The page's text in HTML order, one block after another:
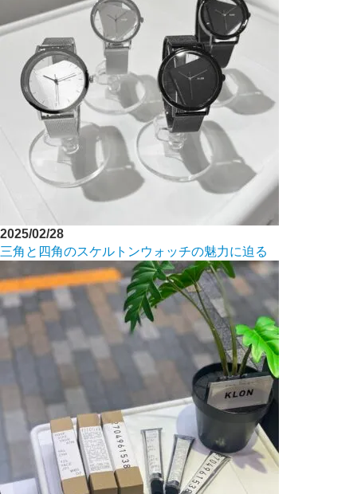
2025/02/28
三角と四角のスケルトンウォッチの魅力に迫る